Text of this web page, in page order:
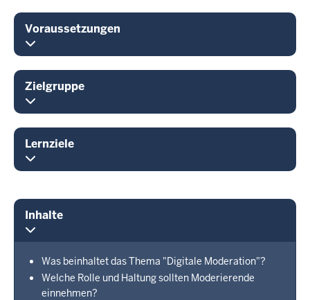
Voraussetzungen
Zielgruppe
Lernziele
Inhalte
Was beinhaltet das Thema "Digitale Moderation"?
Welche Rolle und Haltung sollten Moderierende
einnehmen?